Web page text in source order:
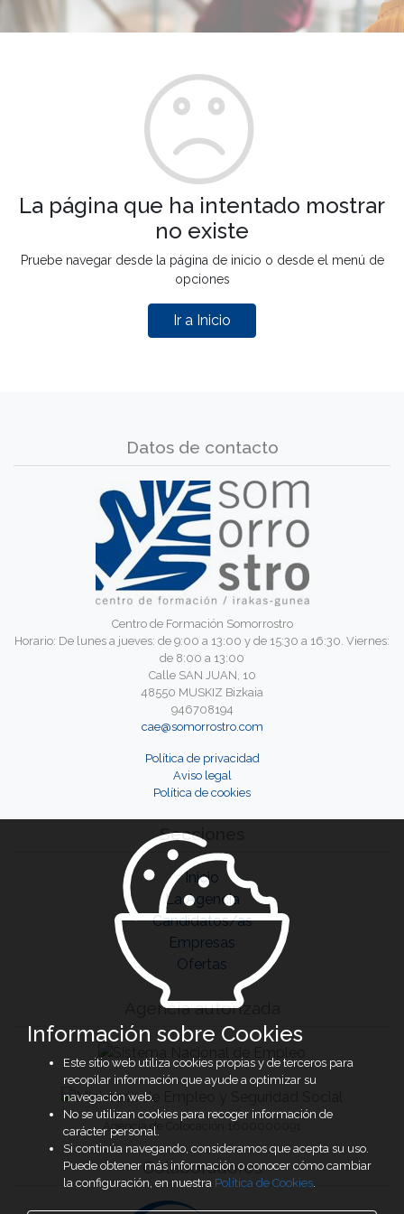
La página que ha intentado mostrar
no existe
Pruebe navegar desde la página de inicio o desde el menú de
opciones
Ir a Inicio
Datos de contacto
Centro de Formación Somorrostro
Horario: De lunes a jueves: de 9:00 a 13:00 y de 15:30 a 16:30. Viernes:
de 8:00 a 13:00
Calle SAN JUAN, 10
48550 MUSKIZ Bizkaia
946708194
cae@somorrostro.com
Política de privacidad
Aviso legal
Política de cookies
Secciones
Inicio
La Agencia
Candidatos/as
Empresas
Ofertas
Agencia autorizada
Agencia de Colocación 1600000091
Colaboradores
Información sobre Cookies
Este sitio web utiliza cookies propias y de terceros para
recopilar información que ayude a optimizar su
navegación web.
No se utilizan cookies para recoger información de
carácter personal.
Si continúa navegando, consideramos que acepta su uso.
Puede obtener más información o conocer cómo cambiar
la configuración, en nuestra Política de Cookies.